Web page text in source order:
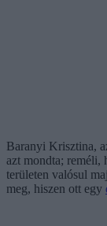
Baranyi Krisztina,
azt mondta; reméli,
területen valósul
meg, hiszen ott egy